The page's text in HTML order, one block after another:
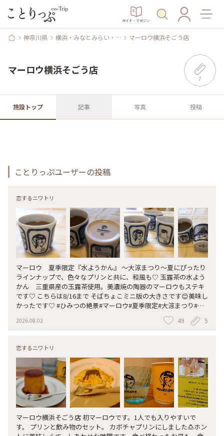
ガイド・マガジン
神奈川県 横浜・みなとみらい・… マーロウ横浜そごう店
マーロウ横浜そごう店
7
施設トップ 記事 写真 投稿
ことりっぷユーザーの投稿
恋するニワトリ
マーロウ 夏季限定『水ようかん』 〜大涼まつり〜夏にぴったり
ラインナップで、色々なプリンと共に、和風も♡ 玉露茶の水よう
かん 三重県産の玉露茶使用。美濃焼の陶器のマーロウもステキ
です♡ こちらは8/16まで そばちょこミニ版の大きさです😊美味し
かったです♡ #ひみつの絶景#マーロウ#夏季限定#大涼まつり#玉
露茶の水ようかん#美濃焼#お土産#横浜そごう#横浜#夏の日
2026.08.02 49 5
恋するニワトリ
マーロウ横浜そごう店 初マーロウです。1人でも入りやすいで
す。 プリンと飲み物のセット。 カボチャプリンにしました🍮ホン